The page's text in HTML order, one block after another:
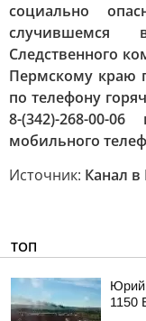
социально
случившемся
Следственного
Пермскому краю
по телефону
8-(342)-268-
мобильного
Источник: Канал
ТОП
Юрий
1150